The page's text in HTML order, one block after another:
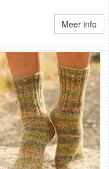
Meer info